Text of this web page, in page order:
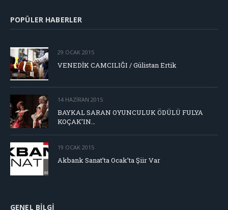
POPÜLER HABERLER
29 OCAK 2015
VENEDİK CAMCILIĞI / Gülistan Ertik
14 HAZIRAN 2015
BAYKAL SARAN OYUNCULUK ÖDÜLÜ FULYA
KOÇAK’IN…
19 OCAK 2015
Akbank Sanat’ta Ocak’ta Şiir Var
GENEL BILGI